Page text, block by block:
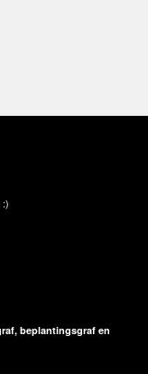
:)
beplantingsgraf en